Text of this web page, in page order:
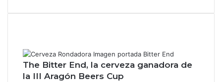
The Bitter End, la cerveza ganadora de
la III Aragón Beers Cup